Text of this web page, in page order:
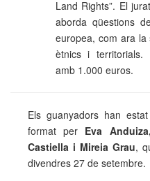
Land Rights”. El
aborda qüestions
europea, com ara la
ètnics i
amb 1.000 euros.
Els guanyadors han
format per Eva
Castiella i Mireia Grau,
divendres 27 de setembre.